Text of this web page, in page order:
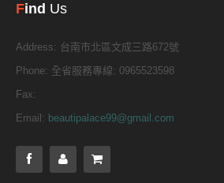
Find Us
Address: 台南市北區文成三路672號
Phone: 全省服務專線: 0965523598
Fax:
Email: beautipalace99@gmail.com